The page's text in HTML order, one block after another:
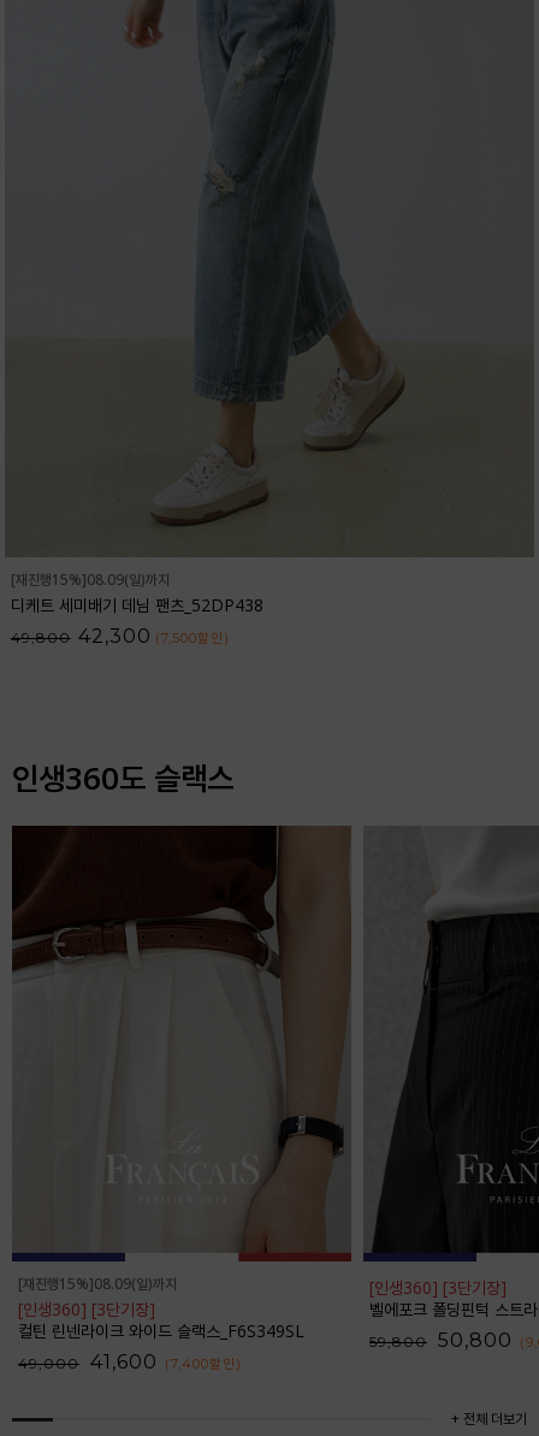
[재진행15%]08.09(일)까지
디케트 세미배기 데님 팬츠_52DP438
49,800 42,300 (7,500할인 )
인생360도 슬랙스
[재진행15%]08.09(일)까지
[인생360] [3단기장]
컬틴 린넨라이크 와이드 슬랙스_F6S349SL
49,000 41,600 (7,400할인 )
[인생360] [3단기장]
벨에포크 폴딩핀턱 스트라이
59,800 50,800
+ 전체 더보기